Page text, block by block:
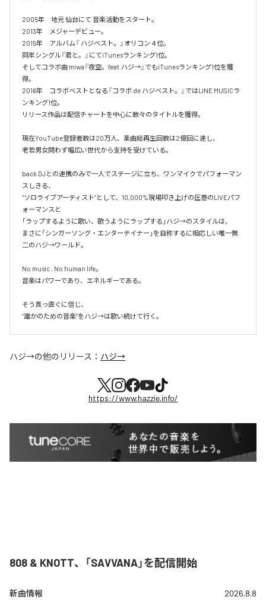
2005年　地元 仙台にて 音楽活動をスタート。
2013年　メジャーデビュー。
2015年　アルバム『 ハジベスト。』オリコン４位。
同年シングル『君と。』にてiTunesランキング1位。
そしてコラボ曲 miwa『夜空。feat.ハジ→』でもiTunesランキング1位を獲
得。
2016年　コラボベストとなる『コラボ de ハジベスト。』ではLINE MUSICラ
ンキング1位。
リリース作品は配信チャートを中心に数々のタイトルを獲得。
現在YouTube登録者数は20万人、楽曲総再生回数は2億回に達し、
老若男女問わず幅広い世代から支持を受けている。
back DJとの連携のみで一人でステージに立ち、ワンマイクでパフォーマン
スしきる、
“ソロライブアーティスト”として、10,000%現場叩き上げの圧巻のLIVEパフ
ォーマンスと
「ラップするように歌い、歌うようにラップする」ハジ→のスタイルは、
まさに「シンガーソング・エンターテイナー」を自称するに相応しい唯一無
二のハジ→ワールド。
No music , No human life。
音楽はパワーであり、エネルギーである。
そう真っ直ぐに信じ、
ハジ→の他のリリース： ハジ→
https://www.hazzie.info/
808 & KNOTT、「SAVVANA」を配信開始
新曲情報 2026.8.8